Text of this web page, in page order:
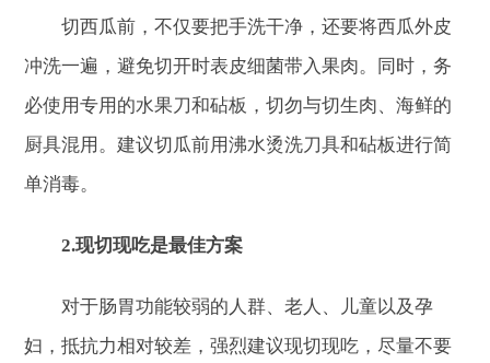
切西瓜前，不仅要把手洗干净，还要将西瓜外皮
冲洗一遍，避免切开时表皮细菌带入果肉。同时，务
必使用专用的水果刀和砧板，切勿与切生肉、海鲜的
厨具混用。建议切瓜前用沸水烫洗刀具和砧板进行简
单消毒。
2.现切现吃是最佳方案
对于肠胃功能较弱的人群、老人、儿童以及孕
妇，抵抗力相对较差，强烈建议现切现吃，尽量不要